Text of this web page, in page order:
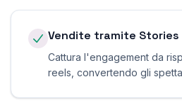
Vendite tramite Stories
Cattura l'engagement da
reels, convertendo gli